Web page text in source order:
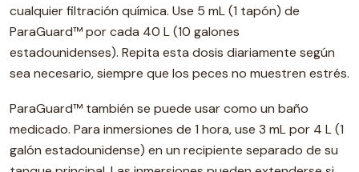
cualquier filtración química. Use 5 mL (1 tapón) de
ParaGuard™ por cada 40 L (10 galones
estadounidenses). Repita esta dosis diariamente según
sea necesario, siempre que los peces no muestren estrés.
ParaGuard™ también se puede usar como un baño
medicado. Para inmersiones de 1 hora, use 3 mL por 4 L (1
galón estadounidense) en un recipiente separado de su